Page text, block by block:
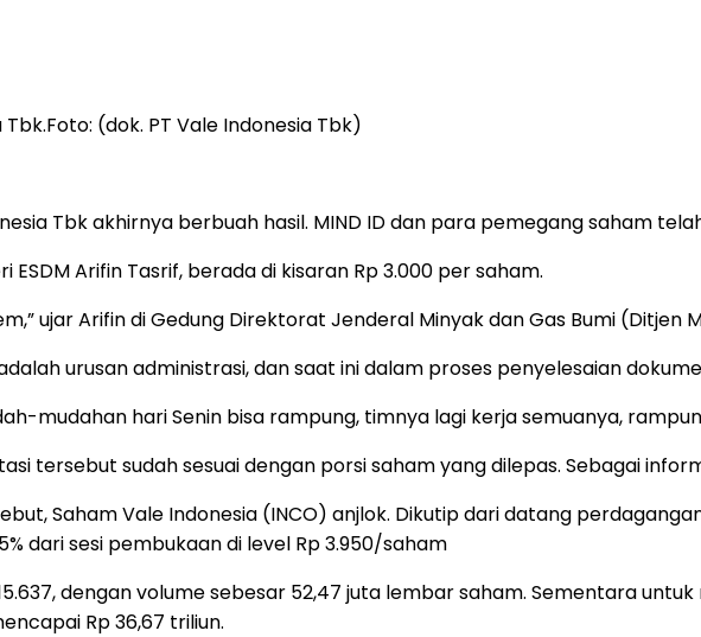
(dok. PT Vale Indonesia Tbk)
Tbk akhirnya berbuah hasil. MIND ID dan para pemegang saham
Arifin Tasrif, berada di kisaran Rp 3.000 per saham.
ujar Arifin di Gedung Direktorat Jenderal Minyak dan Gas Bumi
urusan administrasi, dan saat ini dalam proses penyelesaian
mudahan hari Senin bisa rampung, timnya lagi kerja semuanya,
tersebut sudah sesuai dengan porsi saham yang dilepas. Sebagai
Saham Vale Indonesia (INCO) anjlok. Dikutip dari datang
dari sesi pembukaan di level Rp 3.950/saham
dengan volume sebesar 52,47 juta lembar saham. Sementara
Rp 36,67 triliun.